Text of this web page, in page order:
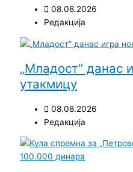
08.08.2026
Редакција
„Младост“ данас
утакмицу
08.08.2026
Редакција